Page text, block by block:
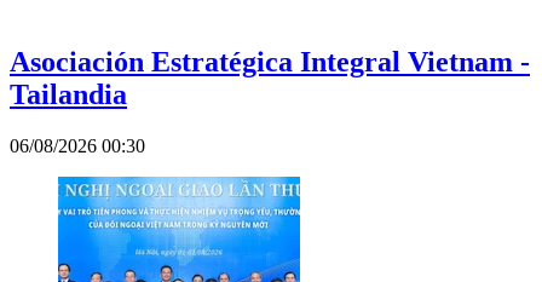
Asociación Estratégica Integral Vietnam -
Tailandia
06/08/2026 00:30